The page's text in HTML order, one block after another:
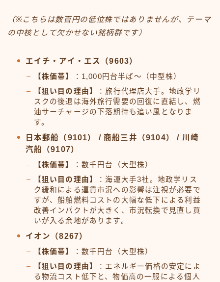
（※こちらは数百円の低位株ではありませんが、テーマ
の中核として欠かせない銘柄群です）
エイチ・アイ・エス（9603）
【株価帯】
：1,000円台半ば〜（中型株）
【狙い目の理由】
：旅行代理店大手。地政学リ
スクの後退は海外旅行需要の回復に直結し、燃
油サーチャージの下落期待も追い風となりま
す。
日本郵船（9101） / 商船三井（9104） / 川崎
汽船（9107）
【株価帯】
：数千円台（大型株）
【狙い目の理由】
：海運大手3社。地政学リス
ク緩和による運賃市況への影響は注視が必要で
すが、船舶燃料コストの大幅な低下による利益
改善インパクトが大きく、市況転換で見直し買
いが入る余地があります。
イオン（8267）
【株価帯】
：数千円台（大型株）
【狙い目の理由】
：エネルギー価格の安定によ
る物流コスト低下と、物価高の一服による個人